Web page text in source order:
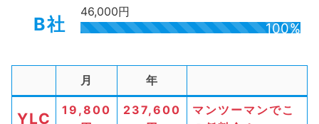
B社
46,000円
100%
月 年
YLC
19,800
237,600
マンツーマンでこ